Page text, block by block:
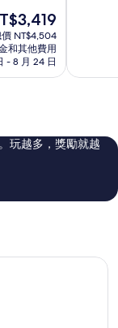
NT$4,504
和其他費用
- 8 月 24 日
夠
評
論
玩越多，獎勵就越